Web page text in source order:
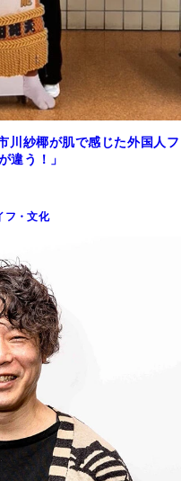
紗椰が肌で感じた外国人フ
違う！」
フ・文化